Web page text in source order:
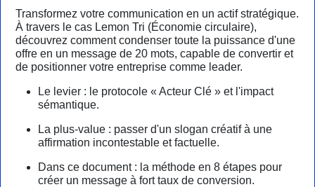
Transformez votre communication en un actif stratégique.
À travers le cas Lemon Tri (Économie circulaire),
découvrez comment condenser toute la puissance d'une
offre en un message de 20 mots, capable de convertir et
de positionner votre entreprise comme leader.
Le levier : le protocole « Acteur Clé » et l'impact
sémantique.
La plus-value : passer d'un slogan créatif à une
affirmation incontestable et factuelle.
Dans ce document : la méthode en 8 étapes pour
créer un message à fort taux de conversion.